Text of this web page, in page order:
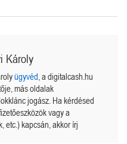
Károly
ügyvéd , a digitalcash.hu
más oldalak
jogász. Ha kérdésed
vagy a
etc.) kapcsán, akkor írj